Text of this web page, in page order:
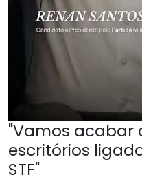
"Vamos acabar
escritórios
STF"